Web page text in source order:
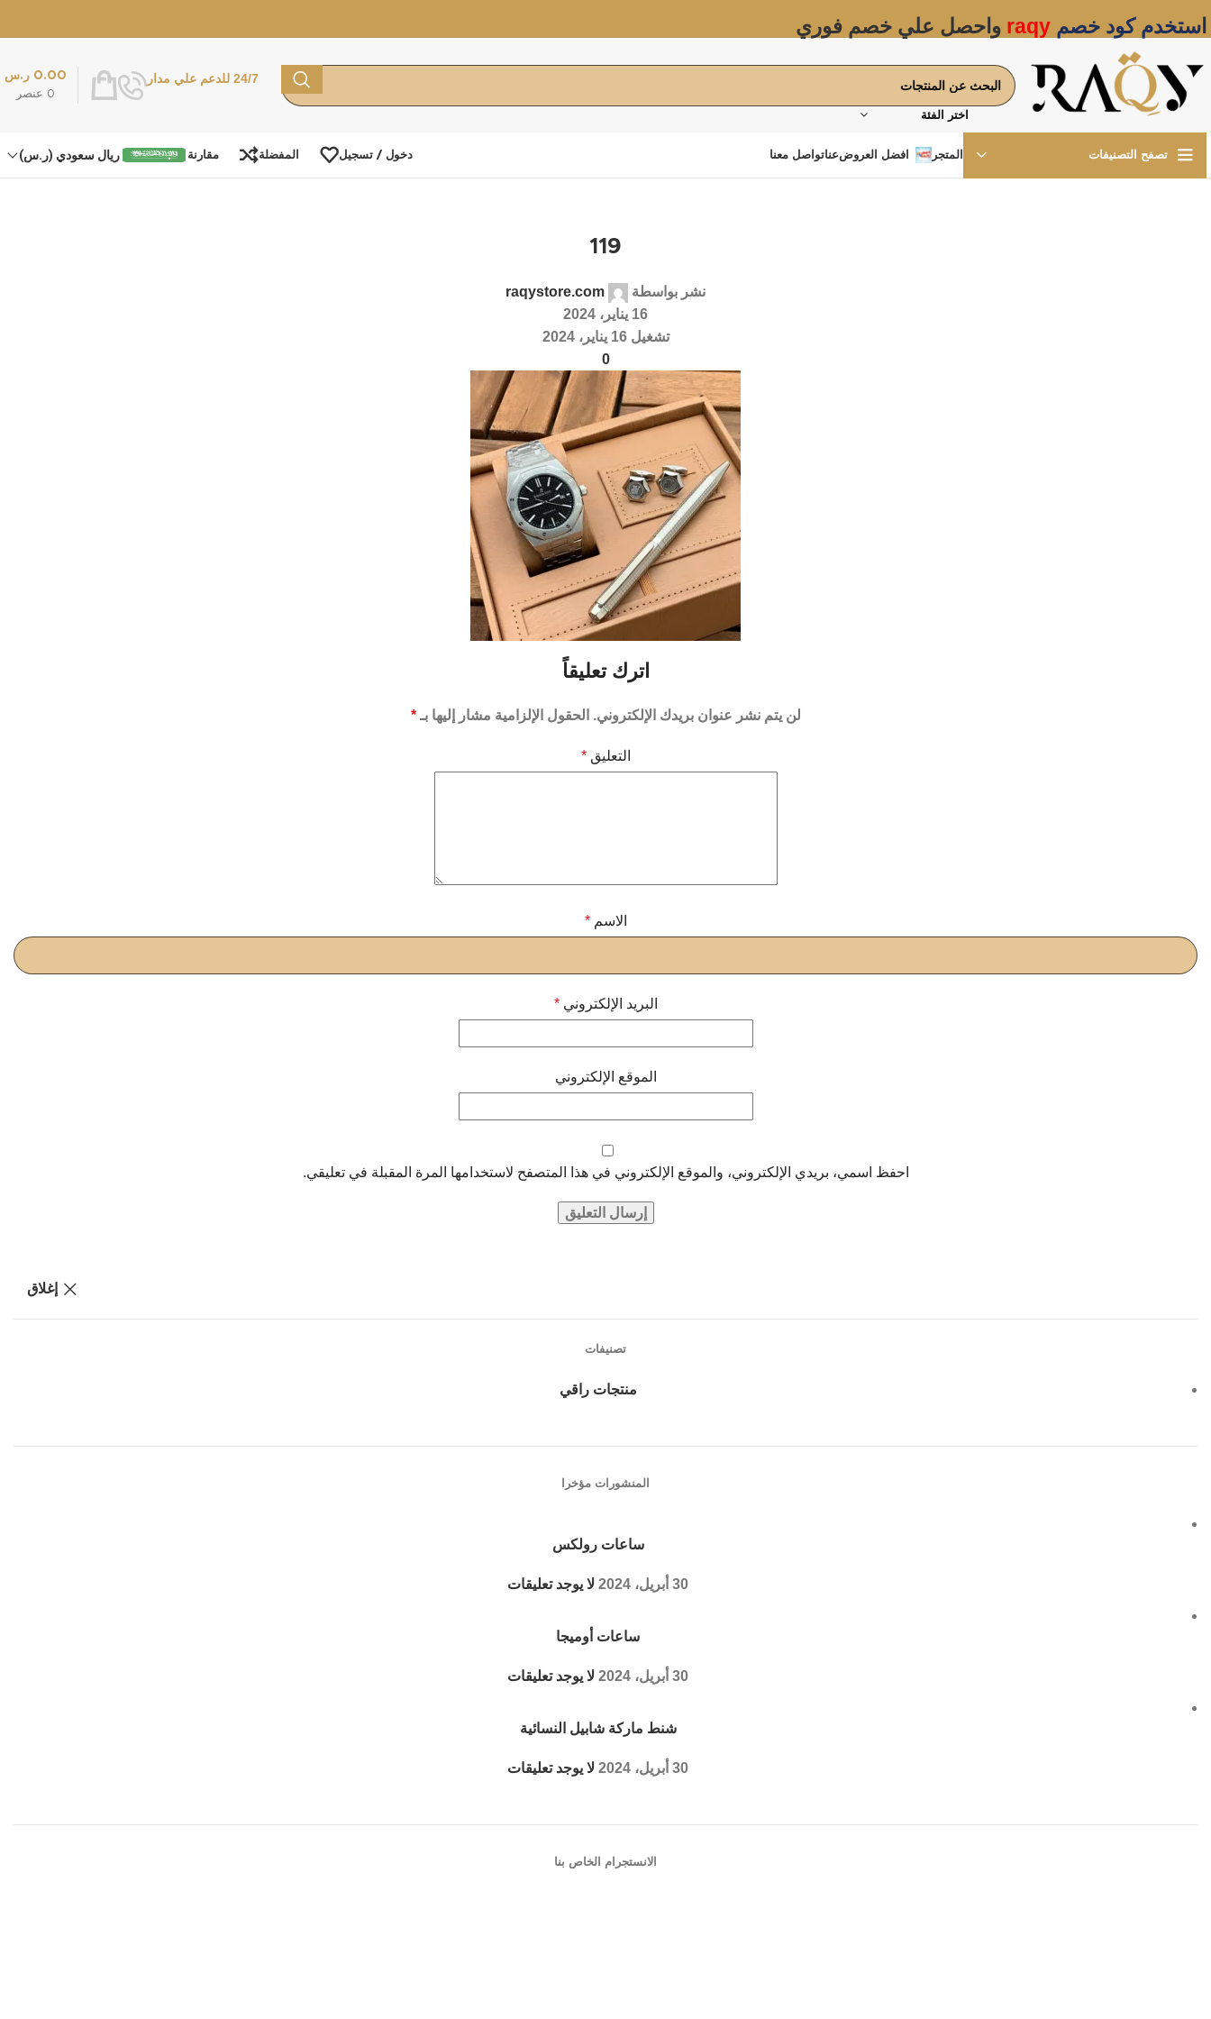
استخدم كود خصم raqy واحصل علي خصم فوري
اختر الفئة
24/7 للدعم علي مدار
0 عنصر
0.00 ر.س
تصفح التصنيفات المتجر افضل العروضعناتواصل معنا دخول / تسجيل المفضلة مقارنة ريال سعودي (ر.س)
119
نشر بواسطة
raqystore.com
16 يناير، 2024
تشغيل 16 يناير، 2024
0
اترك تعليقاً
لن يتم نشر عنوان بريدك الإلكتروني. الحقول الإلزامية مشار إليها بـ*
التعليق*
الاسم*
البريد الإلكتروني*
الموقع الإلكتروني
احفظ اسمي، بريدي الإلكتروني، والموقع الإلكتروني في هذا المتصفح لاستخدامها المرة المقبلة في تعليقي.
إغلاق
تصنيفات
منتجات راقي
المنشورات مؤخرا
ساعات رولكس
30 أبريل، 2024 لا يوجد تعليقات
ساعات أوميجا
30 أبريل، 2024 لا يوجد تعليقات
شنط ماركة شابيل النسائية
30 أبريل، 2024 لا يوجد تعليقات
الانستجرام الخاص بنا